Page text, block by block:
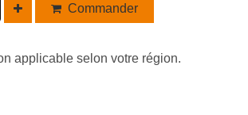
Commander
applicable selon votre région.